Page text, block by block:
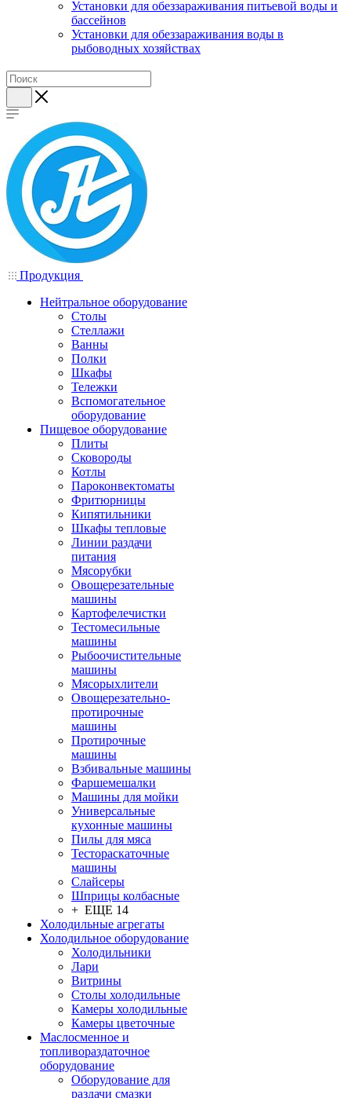
Установки для обеззараживания питьевой воды и
бассейнов
Установки для обеззараживания воды в
рыбоводных хозяйствах
Продукция
Нейтральное оборудование
Столы
Стеллажи
Ванны
Полки
Шкафы
Тележки
Вспомогательное
оборудование
Пищевое оборудование
Плиты
Сковороды
Котлы
Пароконвектоматы
Фритюрницы
Кипятильники
Шкафы тепловые
Линии раздачи
питания
Мясорубки
Овощерезательные
машины
Картофелечистки
Тестомесильные
машины
Рыбоочистительные
машины
Мясорыхлители
Овощерезательно-
протирочные
машины
Протирочные
машины
Взбивальные машины
Фаршемешалки
Машины для мойки
Универсальные
кухонные машины
Пилы для мяса
Тестораскаточные
машины
Слайсеры
Шприцы колбасные
+ ЕЩЕ 14
Холодильные агрегаты
Холодильное оборудование
Холодильники
Лари
Витрины
Столы холодильные
Камеры холодильные
Камеры цветочные
Маслосменное и
топливораздаточное
оборудование
Оборудование для
раздачи смазки